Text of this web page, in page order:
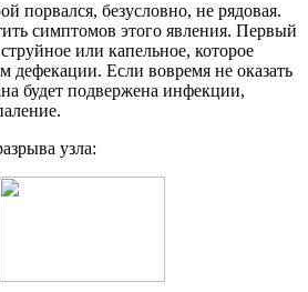
порвался, безусловно, не рядовая.
симптомов этого явления. Первый
или капельное, которое
дефекации. Если вовремя не оказать
будет подвержена инфекции,
узла: